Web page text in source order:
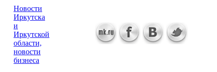
Новости
Иркутска
и
Иркутской
области,
новости
бизнеса